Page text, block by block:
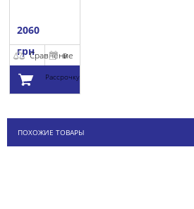
2060
грнСравнение
В
Рассрочку
корзину
ПОХОЖИЕ ТОВАРЫ